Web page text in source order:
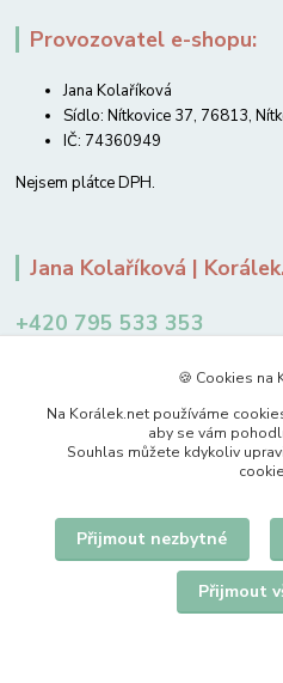
Provozovatel e-shopu:
Jana Kolaříková
Sídlo: Nítkovice 37, 76813,
IČ: 74360949
Nejsem plátce DPH.
Jana Kolaříková |
+420 795 533 353
Upravit sběr
🍪 Cookies na
Na Korálek.net používáme
aby se vám
Souhlas můžete kdykoliv
Přijmout nezbytné
Přijmout